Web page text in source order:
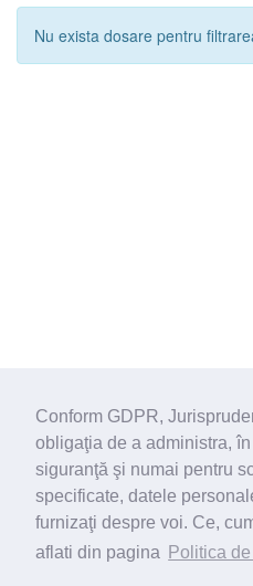
Conform GDPR,
obligaţia de a administra,
siguranţă şi numai pentru
specificate, datele
furnizaţi despre voi. Ce,
aflati din pagina
Politica
Nu exista dosare pentru